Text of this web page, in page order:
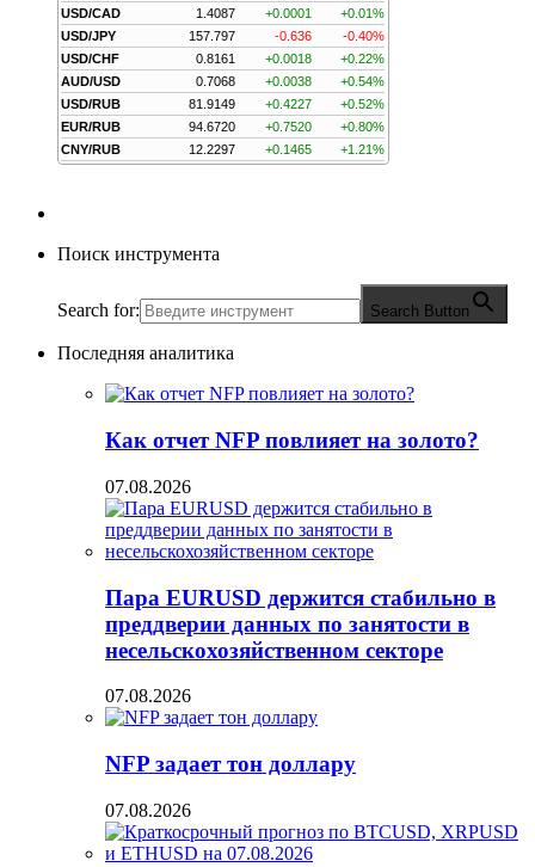
USD/CAD
1.4087 +0.0001
+0.01%
USD/JPY
157.797 -0.636
-0.40%
USD/CHF
0.8161 +0.0018
+0.22%
AUD/USD
0.7068 +0.0038
+0.54%
USD/RUB
81.9149 +0.4227
+0.52%
EUR/RUB
94.6720 +0.7520
+0.80%
CNY/RUB
12.2297 +0.1465 +1.21%
Поиск инструмента
Search for: Search Button
Последняя аналитика
Как отчет NFP повлияет на золото?
07.08.2026
Пара EURUSD держится стабильно в
преддверии данных по занятости в
несельскохозяйственном секторе
07.08.2026
NFP задает тон доллару
07.08.2026